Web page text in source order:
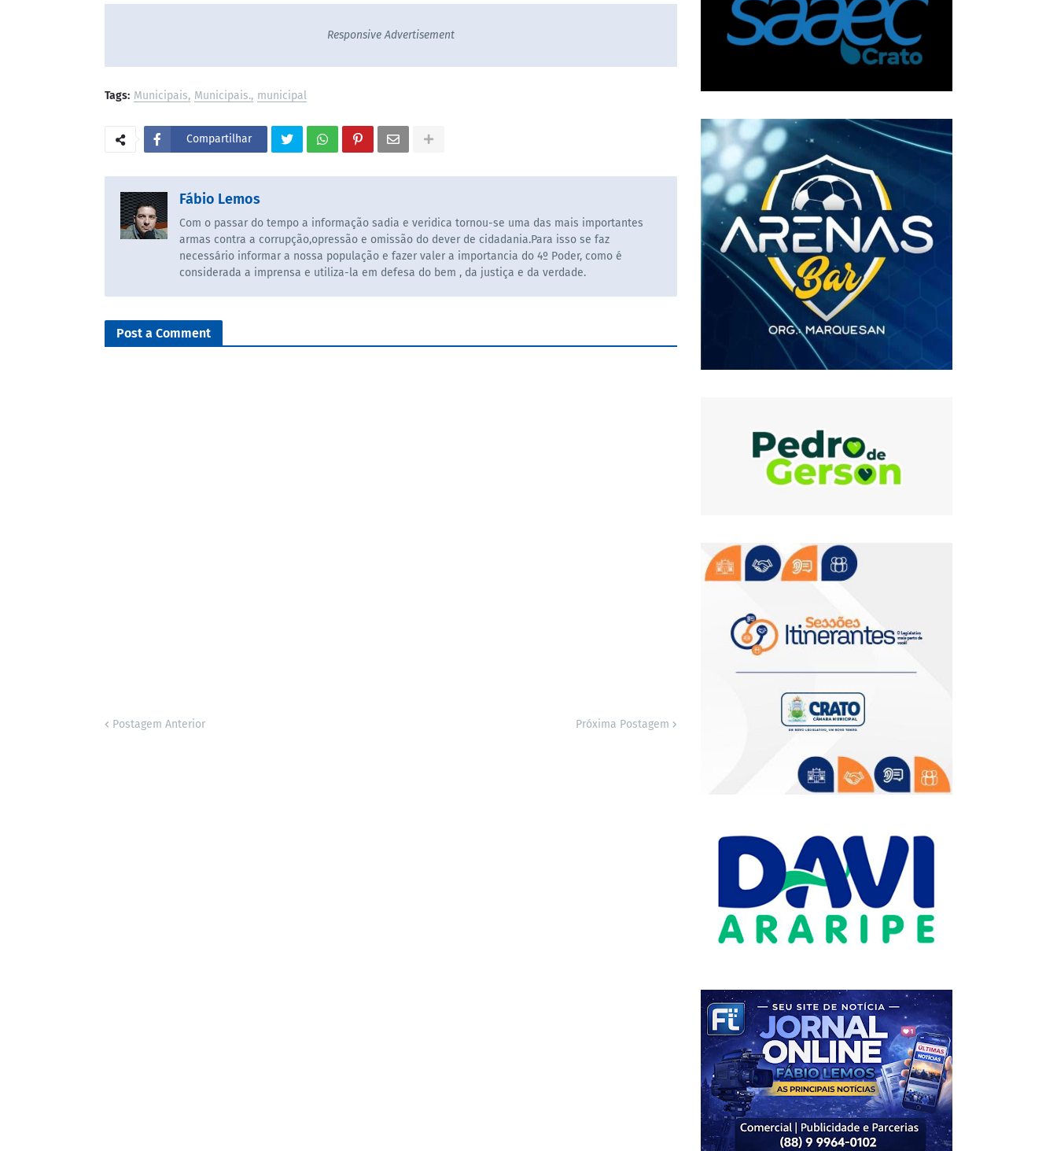
Responsive Advertisement
Tags: Municipais Municipais. municipal
Compartilhar
Fábio Lemos
Com o passar do tempo a informação sadia e veridica tornou-se uma das mais importantes
armas contra a corrupção,opressão e omissão do dever de cidadania.Para isso se faz
necessário informar a nossa população e fazer valer a importancia do 4º Poder, como é
considerada a imprensa e utiliza-la em defesa do bem , da justiça e da verdade.
Post a Comment
Postagem Anterior Próxima Postagem